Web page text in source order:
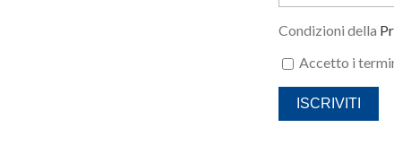
Condizioni della
Accetto i